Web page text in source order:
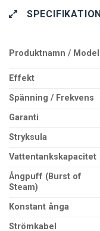
Produktnamn / Modell
Effekt
Spänning / Frekvens
Garanti
Stryksula
Vattentankskapacitet
Ångpuff (Burst of
Steam)
Konstant ånga
Strömkabel